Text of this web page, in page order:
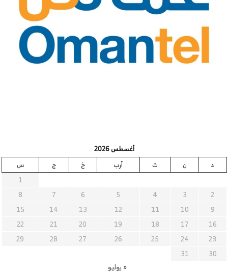
أغسطس 2026
د
ن ث أرب خ ج
س
1
2
3
4
5
6
7
8
9
10
11
12
13
14
15
16
17
18
19
20
21
22
23
24
25
26
27
28
29
30
31
« يوليو